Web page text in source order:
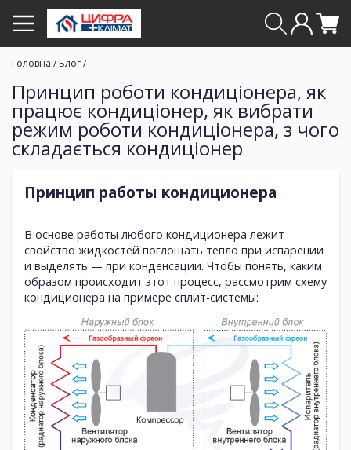
Головна / Блог/
Принцип роботи кондиціонера, як
працює кондиціонер, як вибрати
режим роботи кондиціонера, з чого
складається кондиціонер
Принцип работы кондиционера
В основе работы любого кондиционера лежит
свойство жидкостей поглощать тепло при испарении
и выделять — при конденсации. Чтобы понять, каким
образом происходит этот процесс, рассмотрим схему
кондиционера на примере сплит-системы: